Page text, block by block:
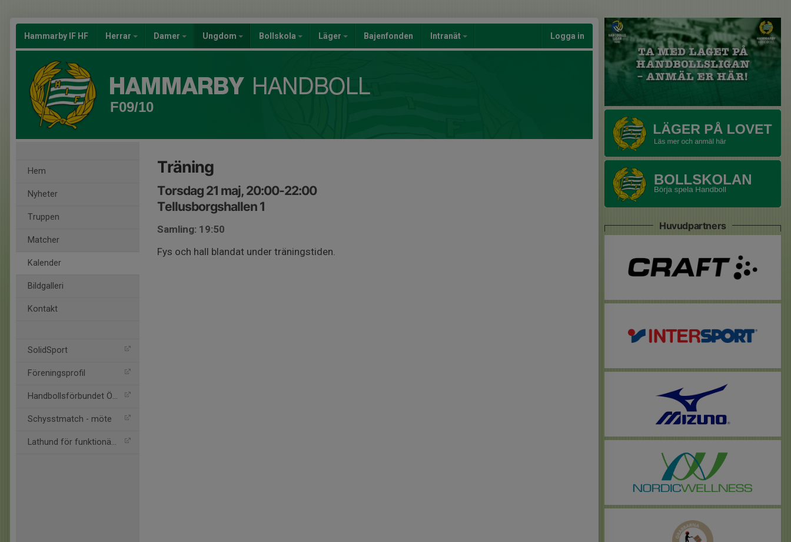
Hammarby IF HF Herrar Damer Ungdom Bollskola Läger Bajenfonden Intranät Logga in
F09/10
Hem
Nyheter
Truppen
Matcher
Kalender
Bildgalleri
Kontakt
SolidSport
Föreningsprofil
Handbollsförbundet Öst
Schysstmatch - möte
Lathund för funktionärer
Träning
Torsdag 21 maj, 20:00-22:00
Tellusborgshallen 1
Samling: 19:50
Fys och hall blandat under träningstiden.
Huvudpartners